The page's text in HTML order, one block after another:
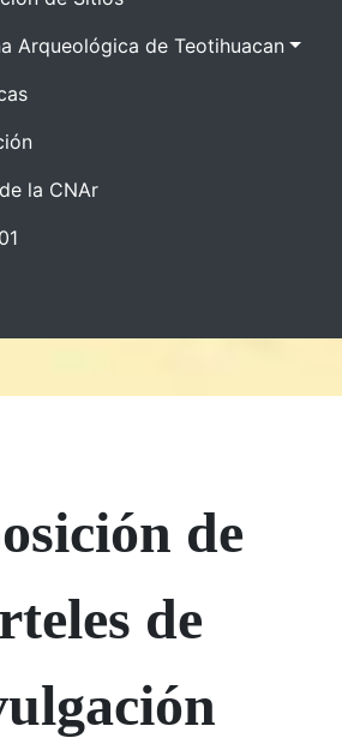
Arqueológica de Teotihuacan
la CNAr
de
de